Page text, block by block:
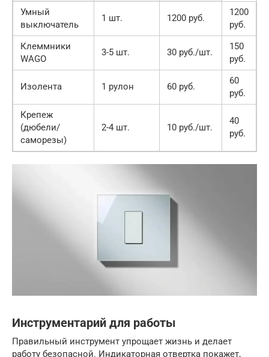
Умный
выключатель
1 шт. 1200 руб.
1200
руб.
Клеммники
WAGO
3-5 шт. 30 руб./шт.
150
руб.
Изолента 1 рулон 60 руб.
60
руб.
Крепеж
(дюбели/
саморезы)
2-4 шт. 10 руб./шт.
40
руб.
Инструментарий для работы
Правильный инструмент упрощает жизнь и делает
работу безопасной. Индикаторная отвертка покажет,